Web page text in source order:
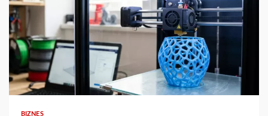
2 min read
BIZNES